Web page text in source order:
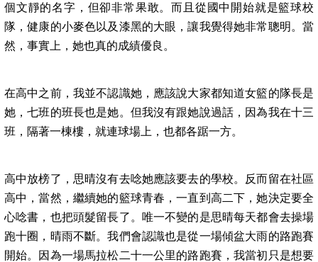
個文靜的名字，但卻非常果敢。而且從國中開始就是籃球校
隊，健康的小麥色以及漆黑的大眼，讓我覺得她非常聰明。當
然，事實上，她也真的成績優良。
在高中之前，我並不認識她，應該說大家都知道女籃的隊長是
她，七班的班長也是她。但我沒有跟她說過話，因為我在十三
班，隔著一棟樓，就連球場上，也都各踞一方。
高中放榜了，思晴沒有去唸她應該要去的學校。反而留在社區
高中，當然，繼續她的籃球青春，一直到高二下，她決定要全
心唸書，也把頭髮留長了。唯一不變的是思晴每天都會去操場
跑十圈，晴雨不斷。我們會認識也是從一場傾盆大雨的路跑賽
開始。因為一場馬拉松二十一公里的路跑賽，我當初只是想要